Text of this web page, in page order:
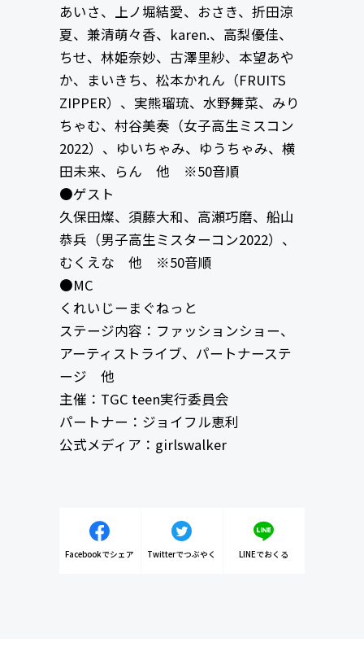
あいさ、上ノ堀結愛、おさき、折田涼
夏、兼清萌々香、karen.、高梨優佳、
ちせ、林姫奈妙、古澤里紗、本望あや
か、まいきち、松本かれん（FRUITS
ZIPPER）、実熊瑠琉、水野舞菜、みり
ちゃむ、村谷美奏（女子高生ミスコン
2022）、ゆいちゃみ、ゆうちゃみ、横
田未来、らん 他 ※50音順
●ゲスト
久保田燦、須藤大和、高瀬巧磨、船山
恭兵（男子高生ミスターコン2022）、
むくえな 他 ※50音順
●MC
くれいじーまぐねっと
ステージ内容：ファッションショー、
アーティストライブ、パートナーステ
ージ 他
主催：TGC teen実行委員会
パートナー：ジョイフル恵利
公式メディア：girlswalker
Facebookでシェア Twitterでつぶやく LINEでおくる